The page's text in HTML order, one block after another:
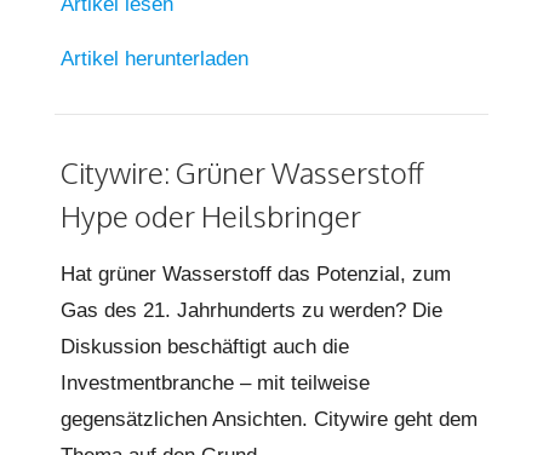
Artikel herunterladen
Citywire: Grüner Wasserstoff
Hype oder Heilsbringer
Hat grüner Wasserstoff das Potenzial, zum
Gas des 21. Jahrhunderts zu werden? Die
Diskussion beschäftigt auch die
Investmentbranche – mit teilweise
gegensätzlichen Ansichten. Citywire geht dem